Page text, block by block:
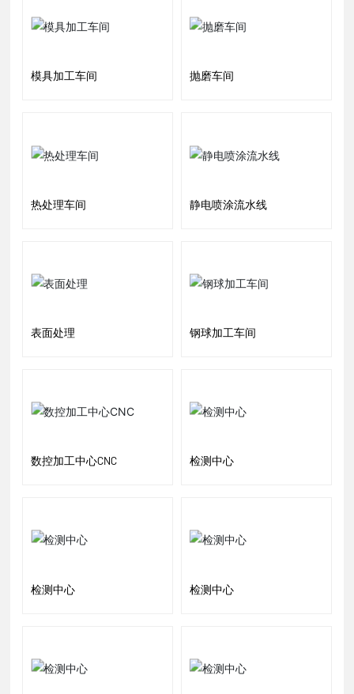
模具加工车间 抛磨车间
热处理车间 静电喷涂流水线
表面处理 钢球加工车间
数控加工中心CNC 检测中心
检测中心 检测中心